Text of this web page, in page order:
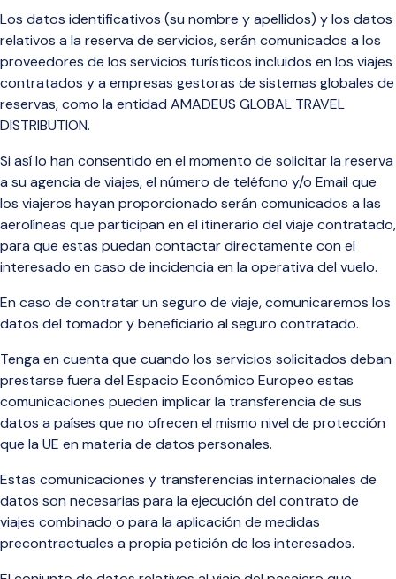
Los datos identificativos (su nombre y apellidos) y los datos
relativos a la reserva de servicios, serán comunicados a los
proveedores de los servicios turísticos incluidos en los viajes
contratados y a empresas gestoras de sistemas globales de
reservas, como la entidad AMADEUS GLOBAL TRAVEL
DISTRIBUTION.
Si así lo han consentido en el momento de solicitar la reserva
a su agencia de viajes, el número de teléfono y/o Email que
los viajeros hayan proporcionado serán comunicados a las
aerolíneas que participan en el itinerario del viaje contratado,
para que estas puedan contactar directamente con el
interesado en caso de incidencia en la operativa del vuelo.
En caso de contratar un seguro de viaje, comunicaremos los
datos del tomador y beneficiario al seguro contratado.
Tenga en cuenta que cuando los servicios solicitados deban
prestarse fuera del Espacio Económico Europeo estas
comunicaciones pueden implicar la transferencia de sus
datos a países que no ofrecen el mismo nivel de protección
que la UE en materia de datos personales.
Estas comunicaciones y transferencias internacionales de
datos son necesarias para la ejecución del contrato de
viajes combinado o para la aplicación de medidas
precontractuales a propia petición de los interesados.